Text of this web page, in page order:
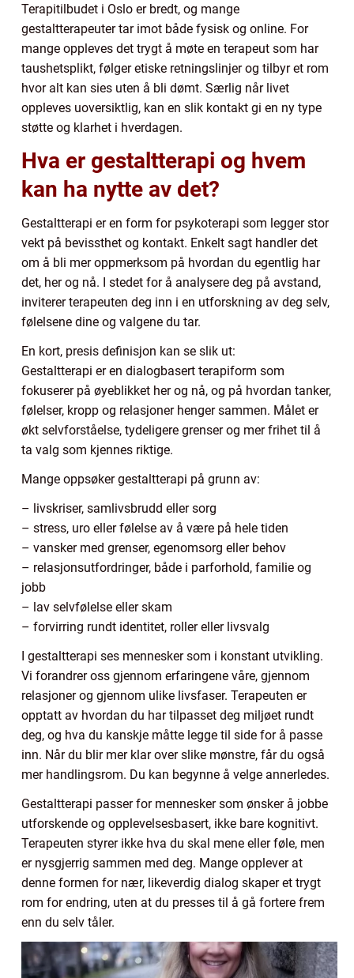
Terapitilbudet i Oslo er bredt, og mange
gestaltterapeuter tar imot både fysisk og online. For
mange oppleves det trygt å møte en terapeut som har
taushetsplikt, følger etiske retningslinjer og tilbyr et rom
hvor alt kan sies uten å bli dømt. Særlig når livet
oppleves uoversiktlig, kan en slik kontakt gi en ny type
støtte og klarhet i hverdagen.
Hva er gestaltterapi og hvem
kan ha nytte av det?
Gestaltterapi er en form for psykoterapi som legger stor
vekt på bevissthet og kontakt. Enkelt sagt handler det
om å bli mer oppmerksom på hvordan du egentlig har
det, her og nå. I stedet for å analysere deg på avstand,
inviterer terapeuten deg inn i en utforskning av deg selv,
følelsene dine og valgene du tar.
En kort, presis definisjon kan se slik ut:
Gestaltterapi er en dialogbasert terapiform som
fokuserer på øyeblikket her og nå, og på hvordan tanker,
følelser, kropp og relasjoner henger sammen. Målet er
økt selvforståelse, tydeligere grenser og mer frihet til å
ta valg som kjennes riktige.
Mange oppsøker gestaltterapi på grunn av:
– livskriser, samlivsbrudd eller sorg
– stress, uro eller følelse av å være på hele tiden
– vansker med grenser, egenomsorg eller behov
– relasjonsutfordringer, både i parforhold, familie og
jobb
– lav selvfølelse eller skam
– forvirring rundt identitet, roller eller livsvalg
I gestaltterapi ses mennesker som i konstant utvikling.
Vi forandrer oss gjennom erfaringene våre, gjennom
relasjoner og gjennom ulike livsfaser. Terapeuten er
opptatt av hvordan du har tilpasset deg miljøet rundt
deg, og hva du kanskje måtte legge til side for å passe
inn. Når du blir mer klar over slike mønstre, får du også
mer handlingsrom. Du kan begynne å velge annerledes.
Gestaltterapi passer for mennesker som ønsker å jobbe
utforskende og opplevelsesbasert, ikke bare kognitivt.
Terapeuten styrer ikke hva du skal mene eller føle, men
er nysgjerrig sammen med deg. Mange opplever at
denne formen for nær, likeverdig dialog skaper et trygt
rom for endring, uten at du presses til å gå fortere frem
enn du selv tåler.